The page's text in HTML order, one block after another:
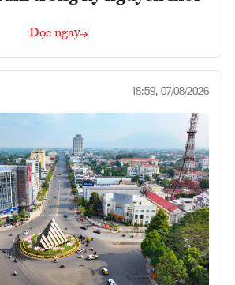
Đọc ngay
18:59, 07/08/2026